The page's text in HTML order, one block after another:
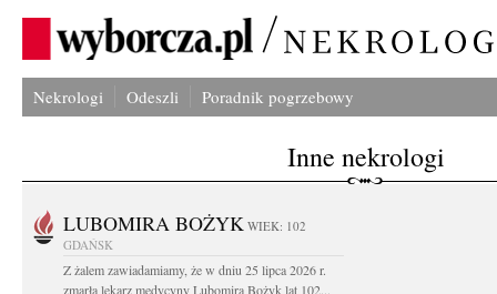
Nekrologi Odeszli Poradnik pogrzebowy
Inne nekrologi
LUBOMIRA BOŻYK WIEK: 102
GDAŃSK
Z żalem zawiadamiamy, że w dniu 25 lipca 2026 r.
zmarła lekarz medycyny Lubomira Bożyk lat 102...